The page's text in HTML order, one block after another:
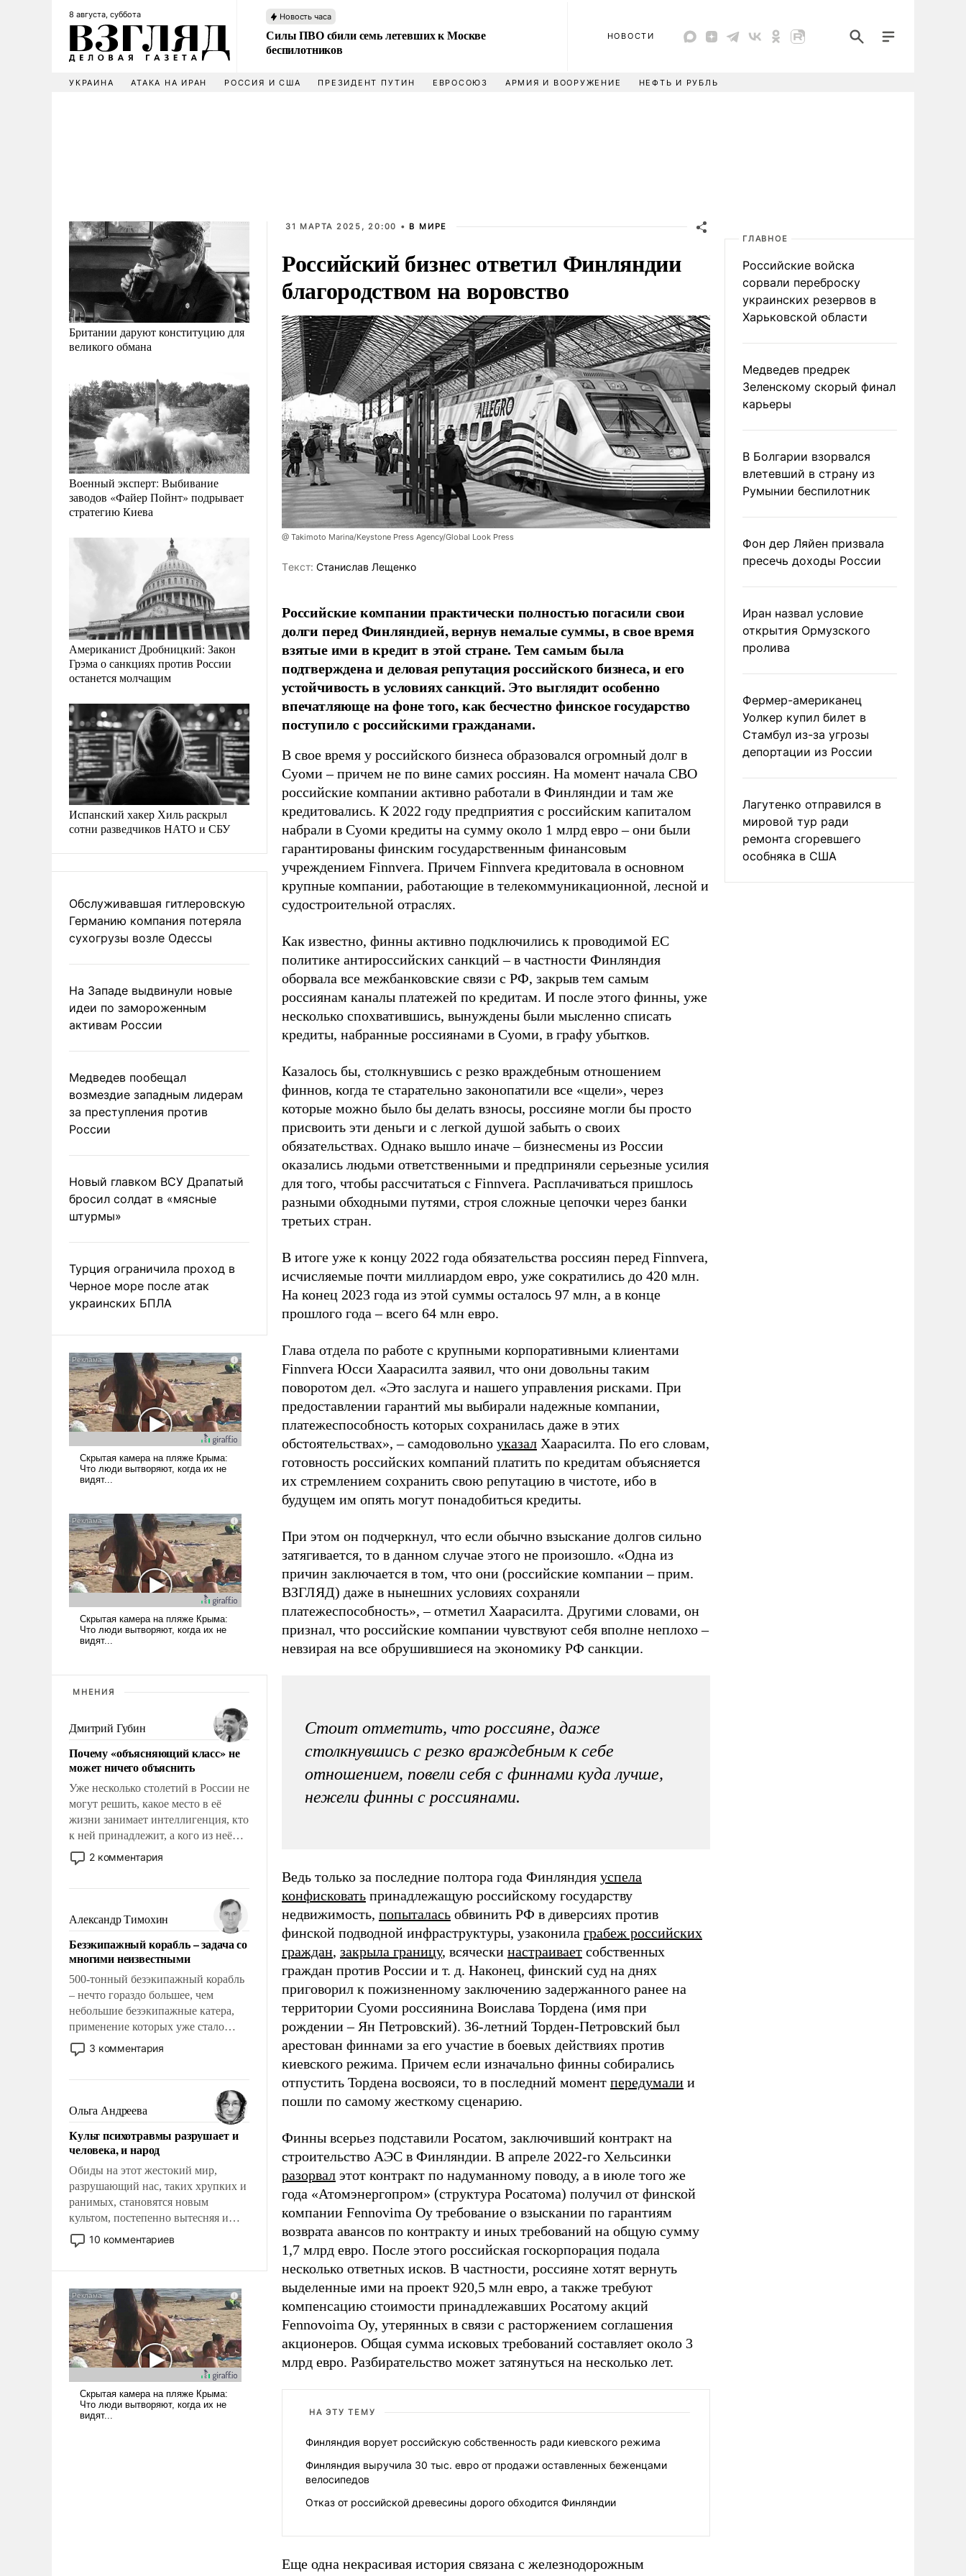
8 августа, суббота Новость часа
Силы ПВО сбили семь летевших к Москве
беспилотников
НОВОСТИ
УКРАИНА АТАКА НА ИРАН РОССИЯ И США ПРЕЗИДЕНТ ПУТИН ЕВРОСОЮЗ АРМИЯ И ВООРУЖЕНИЕ НЕФТЬ И РУБЛЬ
Британии даруют конституцию для
великого обмана
Военный эксперт: Выбивание
заводов «Файер Пойнт» подрывает
стратегию Киева
Американист Дробницкий: Закон
Грэма о санкциях против России
останется молчащим
Испанский хакер Хиль раскрыл
сотни разведчиков НАТО и СБУ
Обслуживавшая гитлеровскую
Германию компания потеряла
сухогрузы возле Одессы
На Западе выдвинули новые
идеи по замороженным
активам России
Медведев пообещал
возмездие западным лидерам
за преступления против
России
Новый главком ВСУ Драпатый
бросил солдат в «мясные
штурмы»
Турция ограничила проход в
Черное море после атак
украинских БПЛА
МНЕНИЯ
Дмитрий Губин
Почему «объясняющий класс» не
может ничего объяснить
Уже несколько столетий в России не
могут решить, какое место в её
жизни занимает интеллигенция, кто
к ней принадлежит, а кого из неё
исключили с правом
восстановления и без оного. И чем
казалось, что эти вопросы решены
раз и навсегда, но – нет, не решены.
2 комментария
Александр Тимохин
Безэкипажный корабль – задача со
многими неизвестными
500-тонный безэкипажный корабль
– нечто гораздо большее, чем
небольшие безэкипажные катера,
применение которых уже стало
обыденностью. Задача по созданию
такого корабля очень сложна и
реализация радикально поднимет
наши боевые возможности.
3 комментария
Ольга Андреева
Культ психотравмы разрушает и
человека, и народ
Обиды на этот жестокий мир,
разрушающий нас, таких хрупких и
ранимых, становятся новым
культом, постепенно вытесняя и
отменяя традиционное требование к
человеку – быть мужественным и
слабым, идти вперед и
адаптироваться.
10 комментариев
31 МАРТА 2025, 20:00 • В МИРЕ
Российский бизнес ответил Финляндии
благородством на воровство
@ Takimoto Marina/Keystone Press Agency/Global Look Press
Tекст: Станислав Лещенко
Российские компании практически полностью погасили свои
долги перед Финляндией, вернув немалые суммы, в свое время
взятые ими в кредит в этой стране. Тем самым была
подтверждена и деловая репутация российского бизнеса, и его
устойчивость в условиях санкций. Это выглядит особенно
впечатляюще на фоне того, как бесчестно финское государство
поступило с российскими гражданами.
В свое время у российского бизнеса образовался огромный долг в
Суоми – причем не по вине самих россиян. На момент начала СВО
российские компании активно работали в Финляндии и там же
кредитовались. К 2022 году предприятия с российским капиталом
набрали в Суоми кредиты на сумму около 1 млрд евро – они были
гарантированы финским государственным финансовым
учреждением Finnvera. Причем Finnvera кредитовала в основном
крупные компании, работающие в телекоммуникационной, лесной и
судостроительной отраслях.
Как известно, финны активно подключились к проводимой ЕС
политике антироссийских санкций – в частности Финляндия
оборвала все межбанковские связи с РФ, закрыв тем самым
россиянам каналы платежей по кредитам. И после этого финны, уже
несколько спохватившись, вынуждены были мысленно списать
кредиты, набранные россиянами в Суоми, в графу убытков.
Казалось бы, столкнувшись с резко враждебным отношением
финнов, когда те старательно законопатили все «щели», через
которые можно было бы делать взносы, россияне могли бы просто
присвоить эти деньги и с легкой душой забыть о своих
обязательствах. Однако вышло иначе – бизнесмены из России
оказались людьми ответственными и предприняли серьезные усилия
для того, чтобы рассчитаться с Finnvera. Расплачиваться пришлось
разными обходными путями, строя сложные цепочки через банки
третьих стран.
В итоге уже к концу 2022 года обязательства россиян перед Finnvera,
исчисляемые почти миллиардом евро, уже сократились до 420 млн.
На конец 2023 года из этой суммы осталось 97 млн, а в конце
прошлого года – всего 64 млн евро.
Глава отдела по работе с крупными корпоративными клиентами
Finnvera Юсси Хаарасилта заявил, что они довольны таким
поворотом дел. «Это заслуга и нашего управления рисками. При
предоставлении гарантий мы выбирали надежные компании,
платежеспособность которых сохранилась даже в этих
обстоятельствах», – самодовольно указал Хаарасилта. По его словам,
готовность российских компаний платить по кредитам объясняется
их стремлением сохранить свою репутацию в чистоте, ибо в
будущем им опять могут понадобиться кредиты.
При этом он подчеркнул, что если обычно взыскание долгов сильно
затягивается, то в данном случае этого не произошло. «Одна из
причин заключается в том, что они (российские компании – прим.
ВЗГЛЯД) даже в нынешних условиях сохраняли
платежеспособность», – отметил Хаарасилта. Другими словами, он
признал, что российские компании чувствуют себя вполне неплохо –
невзирая на все обрушившиеся на экономику РФ санкции.
Стоит отметить, что россияне, даже
столкнувшись с резко враждебным к себе
отношением, повели себя с финнами куда лучше,
нежели финны с россиянами.
Ведь только за последние полтора года Финляндия успела
конфисковать принадлежащую российскому государству
недвижимость, попыталась обвинить РФ в диверсиях против
финской подводной инфраструктуры, узаконила грабеж российских
граждан, закрыла границу, всячески настраивает собственных
граждан против России и т. д. Наконец, финский суд на днях
приговорил к пожизненному заключению задержанного ранее на
территории Суоми россиянина Воислава Тордена (имя при
рождении – Ян Петровский). 36-летний Торден-Петровский был
арестован финнами за его участие в боевых действиях против
киевского режима. Причем если изначально финны собирались
отпустить Тордена восвояси, то в последний момент передумали и
пошли по самому жесткому сценарию.
Финны всерьез подставили Росатом, заключивший контракт на
строительство АЭС в Финляндии. В апреле 2022-го Хельсинки
разорвал этот контракт по надуманному поводу, а в июле того же
года «Атомэнергопром» (структура Росатома) получил от финской
компании Fennovima Oy требование о взыскании по гарантиям
возврата авансов по контракту и иных требований на общую сумму
1,7 млрд евро. После этого российская госкорпорация подала
несколько ответных исков. В частности, россияне хотят вернуть
выделенные ими на проект 920,5 млн евро, а также требуют
компенсацию стоимости принадлежавших Росатому акций
Fennovoima Oy, утерянных в связи с расторжением соглашения
акционеров. Общая сумма исковых требований составляет около 3
млрд евро. Разбирательство может затянуться на несколько лет.
НА ЭТУ ТЕМУ
Финляндия ворует российскую собственность ради киевского режима
Финляндия выручила 30 тыс. евро от продажи оставленных беженцами
велосипедов
Отказ от российской древесины дорого обходится Финляндии
Еще одна некрасивая история связана с железнодорожным
ГЛАВНОЕ
Российские войска
сорвали переброску
украинских резервов в
Харьковской области
Медведев предрек
Зеленскому скорый финал
карьеры
В Болгарии взорвался
влетевший в страну из
Румынии беспилотник
Фон дер Ляйен призвала
пресечь доходы России
Иран назвал условие
открытия Ормузского
пролива
Фермер-американец
Уолкер купил билет в
Стамбул из-за угрозы
депортации из России
Лагутенко отправился в
мировой тур ради
ремонта сгоревшего
особняка в США